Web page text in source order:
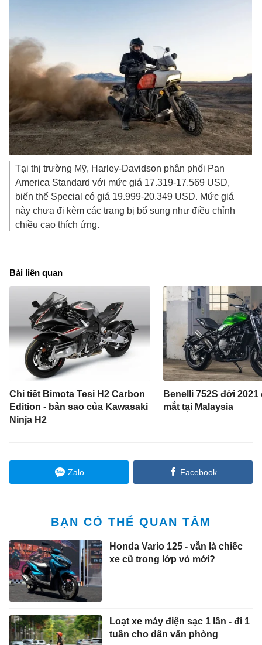
Tại thị trường Mỹ, Harley-Davidson phân phối Pan
America Standard với mức giá 17.319-17.569 USD,
biến thể Special có giá 19.999-20.349 USD. Mức giá
này chưa đi kèm các trang bị bổ sung như điều chỉnh
chiều cao thích ứng.
Bài liên quan
Chi tiết Bimota Tesi H2 Carbon
Edition - bản sao của Kawasaki
Ninja H2
Benelli 752S đời
mắt tại Malaysia
Zalo Facebook
BẠN CÓ THỂ QUAN TÂM
Honda Vario 125 - vẫn là chiếc
xe cũ trong lớp vỏ mới?
Loạt xe máy điện sạc 1 lần - đi 1
tuần cho dân văn phòng